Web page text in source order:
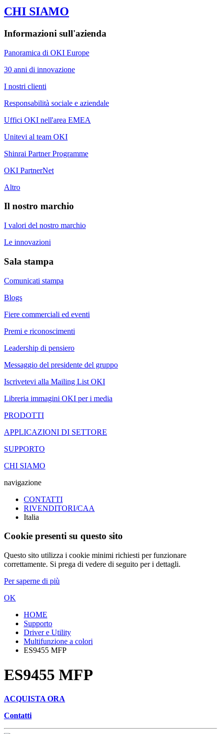
CHI SIAMO
Informazioni sull'azienda
Panoramica di OKI Europe
30 anni di innovazione
I nostri clienti
Responsabilità sociale e aziendale
Uffici OKI nell'area EMEA
Unitevi al team OKI
Shinrai Partner Programme
OKI PartnerNet
Altro
Il nostro marchio
I valori del nostro marchio
Le innovazioni
Sala stampa
Comunicati stampa
Blogs
Fiere commerciali ed eventi
Premi e riconoscimenti
Leadership di pensiero
Messaggio del presidente del gruppo
Iscrivetevi alla Mailing List OKI
Libreria immagini OKI per i media
PRODOTTI
APPLICAZIONI DI SETTORE
SUPPORTO
CHI SIAMO
navigazione
CONTATTI
RIVENDITORI/CAA
Italia
Cookie presenti su questo sito
Questo sito utilizza i cookie minimi richiesti per funzionare
correttamente. Si prega di vedere di seguito per i dettagli.
Per saperne di più
OK
HOME
Supporto
Driver e Utility
Multifunzione a colori
ES9455 MFP
ES9455 MFP
ACQUISTA ORA
Contatti